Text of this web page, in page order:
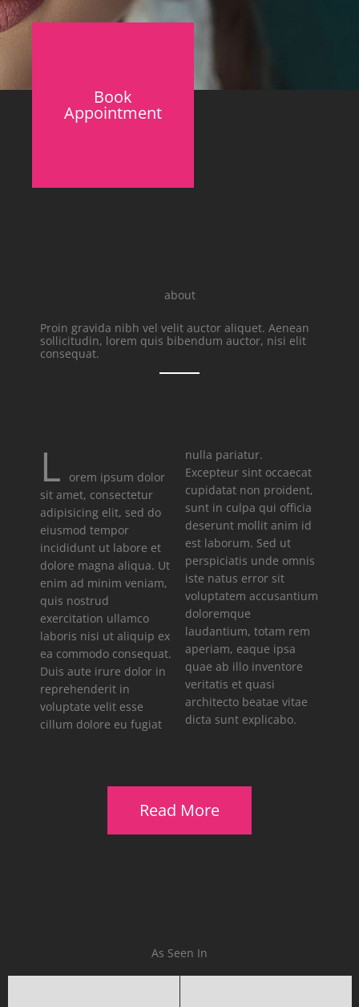
Book
Appointment
about
Proin gravida nibh vel velit auctor aliquet. Aenean
sollicitudin, lorem quis bibendum auctor, nisi elit
consequat.
L
orem ipsum dolor
sit amet, consectetur
adipisicing elit, sed do
eiusmod tempor
incididunt ut labore et
dolore magna aliqua. Ut
enim ad minim veniam,
quis nostrud
exercitation ullamco
laboris nisi ut aliquip ex
ea commodo consequat.
Duis aute irure dolor in
reprehenderit in
voluptate velit esse
cillum dolore eu fugiat
nulla pariatur.
Excepteur sint occaecat
cupidatat non proident,
sunt in culpa qui officia
deserunt mollit anim id
est laborum. Sed ut
perspiciatis unde omnis
iste natus error sit
voluptatem accusantium
doloremque
laudantium, totam rem
aperiam, eaque ipsa
quae ab illo inventore
veritatis et quasi
architecto beatae vitae
dicta sunt explicabo.
Read More
As Seen In